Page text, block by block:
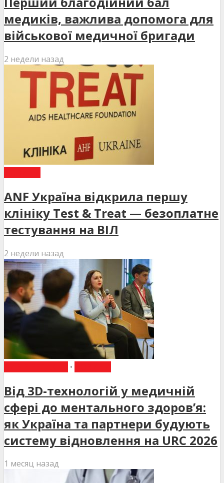
медиків, важлива допомога для
військової медичної бригади
2 недели назад
ANF Україна відкрила першу
клініку Test & Treat — безоплатне
тестування на ВІЛ
2 недели назад
•
Від 3D-технологій у медичній
сфері до ментального здоров’я:
як Україна та партнери будують
систему відновлення на URC 2026
1 месяц назад